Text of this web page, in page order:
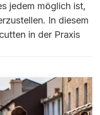
jedem möglich ist,
In diesem
in der Praxis